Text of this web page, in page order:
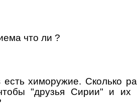
что ли ?
есть химоружие. Сколько
"друзья Сирии" и их